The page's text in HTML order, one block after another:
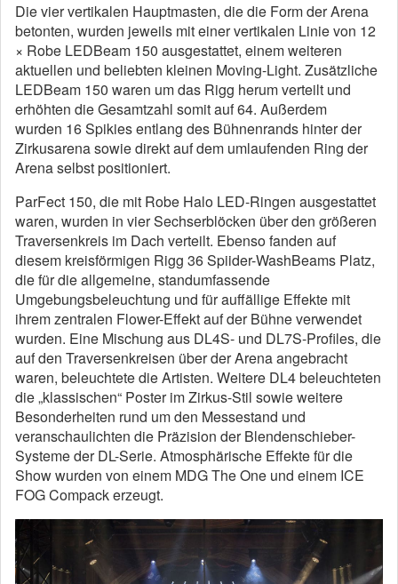
Die vier vertikalen Hauptmasten, die die Form der Arena
betonten, wurden jeweils mit einer vertikalen Linie von 12
× Robe LEDBeam 150 ausgestattet, einem weiteren
aktuellen und beliebten kleinen Moving-Light. Zusätzliche
LEDBeam 150 waren um das Rigg herum verteilt und
erhöhten die Gesamtzahl somit auf 64. Außerdem
wurden 16 Spikies entlang des Bühnenrands hinter der
Zirkusarena sowie direkt auf dem umlaufenden Ring der
Arena selbst positioniert.
ParFect 150, die mit Robe Halo LED-Ringen ausgestattet
waren, wurden in vier Sechserblöcken über den größeren
Traversenkreis im Dach verteilt. Ebenso fanden auf
diesem kreisförmigen Rigg 36 Spiider-WashBeams Platz,
die für die allgemeine, standumfassende
Umgebungsbeleuchtung und für auffällige Effekte mit
ihrem zentralen Flower-Effekt auf der Bühne verwendet
wurden. Eine Mischung aus DL4S- und DL7S-Profiles, die
auf den Traversenkreisen über der Arena angebracht
waren, beleuchtete die Artisten. Weitere DL4 beleuchteten
die „klassischen“ Poster im Zirkus-Stil sowie weitere
Besonderheiten rund um den Messestand und
veranschaulichten die Präzision der Blendenschieber-
Systeme der DL-Serie. Atmosphärische Effekte für die
Show wurden von einem MDG The One und einem ICE
FOG Compack erzeugt.